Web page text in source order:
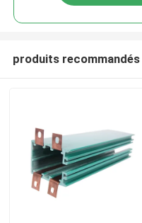
produits recommandés